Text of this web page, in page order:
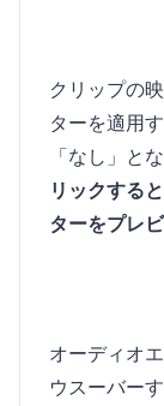
クリップの
ターを適用
「なし」と
リックする
ターをプレ
オーディオ
ウスーバー